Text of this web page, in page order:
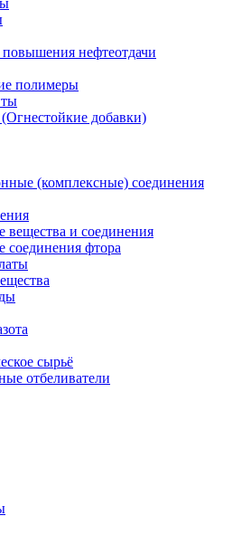
повышения нефтеотдачи
полимеры
добавки)
(комплексные) соединения
вещества и соединения
соединения фтора
сырьё
отбеливатели